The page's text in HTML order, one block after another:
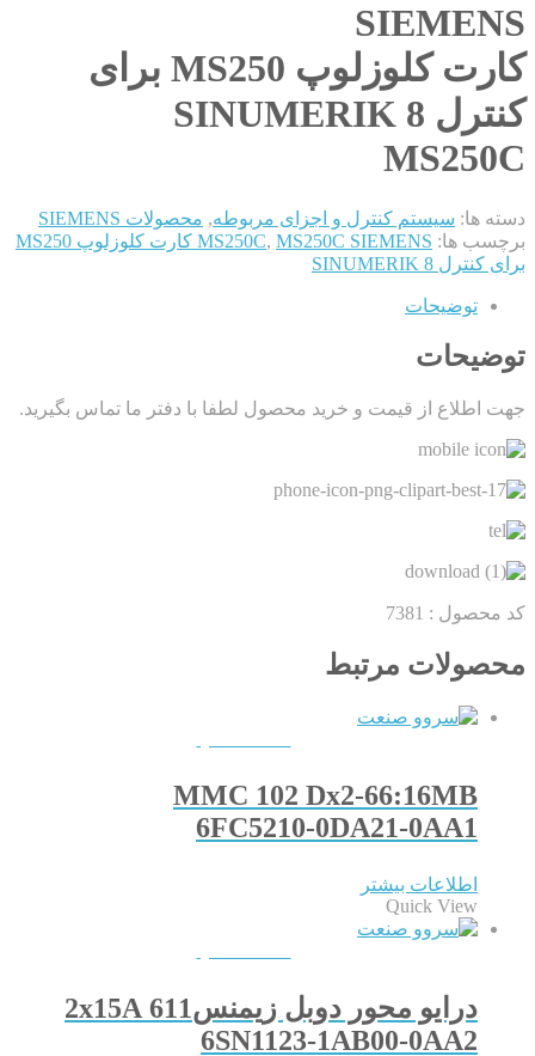
SIEMENS
کارت کلوزلوپ MS250 برای
کنترل SINUMERIK 8
MS250C
دسته ها: سیستم کنترل و اجزای مربوطه, محصولات SIEMENS
برچسب ها:
MS250C,
MS250C SIEMENS کارت کلوزلوپ MS250
برای کنترل SINUMERIK 8
توضیحات
توضیحات
جهت اطلاع از قیمت و خرید محصول لطفا با دفتر ما تماس بگیرید.
کد محصول : 7381
محصولات مرتبط
MMC 102 Dx2-66:16MB
6FC5210-0DA21-0AA1
اطلاعات بیشتر
Quick View
درایو محور دوبل زیمنس611 2x15A
6SN1123-1AB00-0AA2